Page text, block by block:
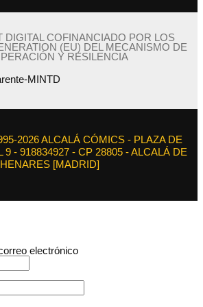
DIGITAL COFINANCIADO POR LOS
(EU) DEL MECANISMO DE
Y RESILENCIA
2026 ALCALÁ CÓMICS - PLAZA DE
9 - 918834927 - CP 28805 - ALCALÁ DE
HENARES [MADRID]
electrónico